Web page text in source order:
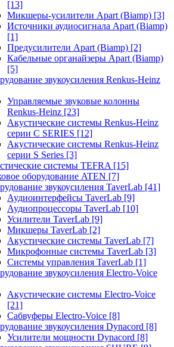
[13]
Микшеры-усилители Apart (Biamp) [3]
Источники аудиосигнала Apart (Biamp)
[1]
Предусилители Apart (Biamp) [2]
Кабельные органайзеры Apart (Biamp)
[5]
звукоусиления Renkus-Heinz
Управляемые звуковые колонны
Renkus-Heinz [23]
Акустические системы Renkus-Heinz
серии C SERIES [12]
Акустические системы Renkus-Heinz
серии S Series [3]
системы TEFRA [15]
оборудование ATEN [7]
звукоусиления TaverLab [41]
Аудиоинтерфейсы TaverLab [9]
Аудиопроцессоры TaverLab [10]
Усилители TaverLab [9]
Микшеры TaverLab [2]
Акустические системы TaverLab [7]
Микрофонные системы TaverLab [3]
Системы управления TaverLab [1]
звукоусиления Electro-Voice
Акустические системы Electro-Voice
[21]
Сабвуферы Electro-Voice [8]
звукоусиления Dynacord [8]
Усилители мощности Dynacord [8]